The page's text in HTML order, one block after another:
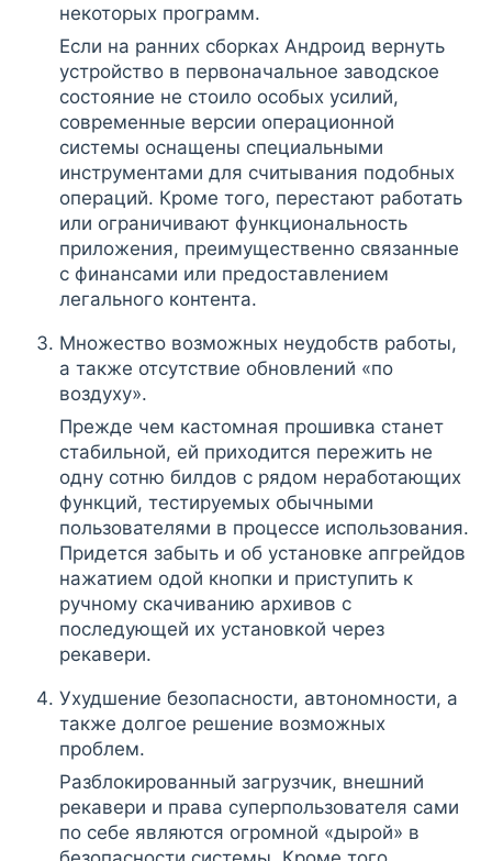
некоторых программ.
Если на ранних сборках Андроид вернуть
устройство в первоначальное заводское
состояние не стоило особых усилий,
современные версии операционной
системы оснащены специальными
инструментами для считывания подобных
операций. Кроме того, перестают работать
или ограничивают функциональность
приложения, преимущественно связанные
с финансами или предоставлением
легального контента.
Множество возможных неудобств работы,
а также отсутствие обновлений «по
воздуху».
Прежде чем кастомная прошивка станет
стабильной, ей приходится пережить не
одну сотню билдов с рядом неработающих
функций, тестируемых обычными
пользователями в процессе использования.
Придется забыть и об установке апгрейдов
нажатием одой кнопки и приступить к
ручному скачиванию архивов с
последующей их установкой через
рекавери.
Ухудшение безопасности, автономности, а
также долгое решение возможных
проблем.
Разблокированный загрузчик, внешний
рекавери и права суперпользователя сами
по себе являются огромной «дырой» в